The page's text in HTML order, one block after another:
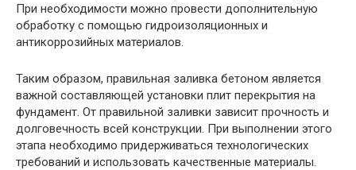
При необходимости можно провести дополнительную
обработку с помощью гидроизоляционных и
антикоррозийных материалов.
Таким образом, правильная заливка бетоном является
важной составляющей установки плит перекрытия на
фундамент. От правильной заливки зависит прочность и
долговечность всей конструкции. При выполнении этого
этапа необходимо придерживаться технологических
требований и использовать качественные материалы.